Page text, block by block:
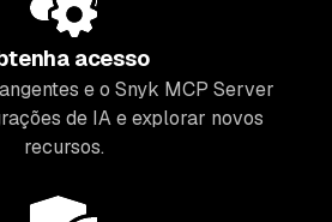
acesso
e o Snyk MCP Server
de IA e explorar novos
recursos.